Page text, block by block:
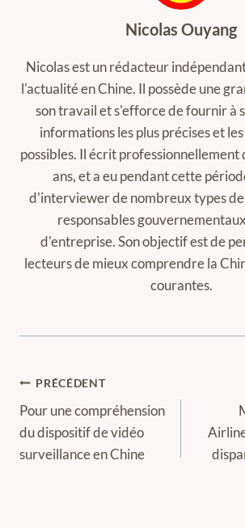
Nicolas Ouyang
Nicolas est un rédacteur
l'actualité en Chine. Il possède une
son travail et s'efforce de fournir à
informations les plus précises et
possibles. Il écrit professionnellement
ans, et a eu pendant cette
d'interviewer de nombreux types de
responsables
d'entreprise. Son objectif est de
lecteurs de mieux comprendre la
courantes.
Navigation
de
l’article
PRÉCÉDENT
Pour une compréhension
du dispositif de vidéo
surveillance en Chine